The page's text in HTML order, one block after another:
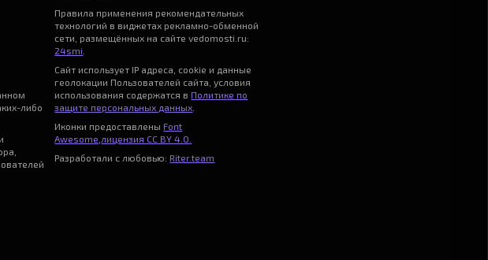
либо
Правила применения рекомендательных
технологий в виджетах рекламно-обменной
сети, размещённых на сайте vedomosti.ru:
24smi
Сайт использует IP адреса, cookie и данные
геолокации Пользователей сайта, условия
использования содержатся вПолитике по
защите персональных данных
Иконки предоставленыFont
Awesome лицензия CC BY 4.0.
Разработали с любовью:Riter.team